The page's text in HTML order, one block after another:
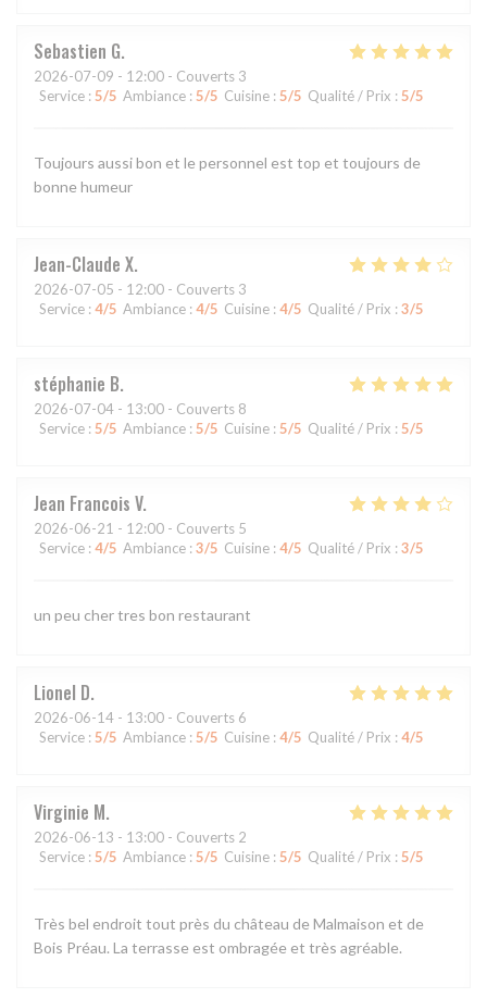
Sebastien G
2026-07-09 - 12:00 - Couverts 3
Service : 5/5 Ambiance : 5/5 Cuisine : 5/5 Qualité / Prix : 5/5
Toujours aussi bon et le personnel est top et toujours de
bonne humeur
Jean-Claude X
2026-07-05 - 12:00 - Couverts 3
Service : 4/5 Ambiance : 4/5 Cuisine : 4/5 Qualité / Prix : 3/5
stéphanie B
2026-07-04 - 13:00 - Couverts 8
Service : 5/5 Ambiance : 5/5 Cuisine : 5/5 Qualité / Prix : 5/5
Jean Francois V
2026-06-21 - 12:00 - Couverts 5
Service : 4/5 Ambiance : 3/5 Cuisine : 4/5 Qualité / Prix : 3/5
un peu cher tres bon restaurant
Lionel D
2026-06-14 - 13:00 - Couverts 6
Service : 5/5 Ambiance : 5/5 Cuisine : 4/5 Qualité / Prix : 4/5
Virginie M
2026-06-13 - 13:00 - Couverts 2
Service : 5/5 Ambiance : 5/5 Cuisine : 5/5 Qualité / Prix : 5/5
Très bel endroit tout près du château de Malmaison et de
Bois Préau. La terrasse est ombragée et très agréable.